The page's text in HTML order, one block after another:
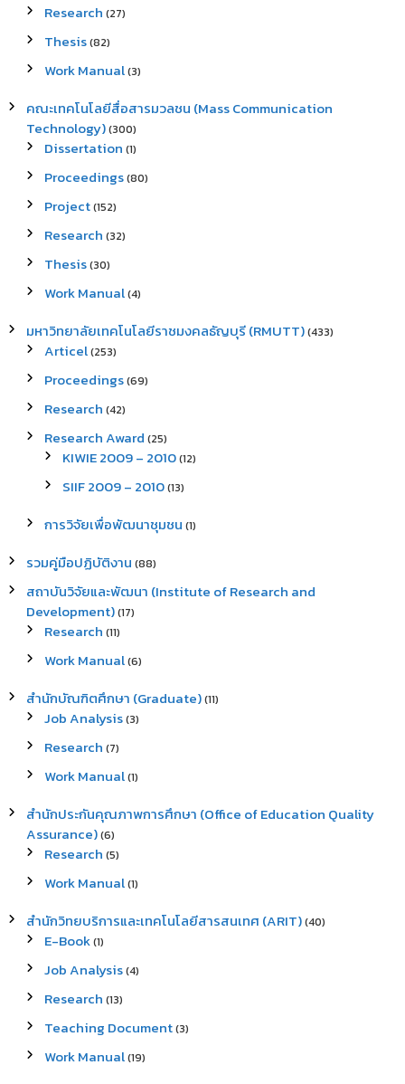
Research (27)
Thesis(82)
Work Manual(3)
คณะเทคโนโลยีสื่อสารมวลชน (Mass Communication
Technology)(300)
Dissertation (1)
Proceedings(80)
Project(152)
Research (32)
Thesis(30)
Work Manual(4)
มหาวิทยาลัยเทคโนโลยีราชมงคลธัญบุรี (RMUTT)(433)
Articel(253)
Proceedings(69)
Research (42)
Research Award (25)
KIWIE 2009 – 2010(12)
SIIF 2009 – 2010(13)
การวิจัยเพื่อพัฒนาชุมชน (1)
รวมคู่มือปฏิบัติงาน (88)
สถาบันวิจัยและพัฒนา (Institute of Research and
Development)(17)
Research (11)
Work Manual(6)
สำนักบัณฑิตศึกษา (Graduate)(11)
Job Analysis(3)
Research (7)
Work Manual(1)
สำนักประกันคุณภาพการศึกษา (Office of Education Quality
Assurance)(6)
Research (5)
Work Manual(1)
สำนักวิทยบริการและเทคโนโลยีสารสนเทศ (ARIT)(40)
E-Book(1)
Job Analysis(4)
Research (13)
Teaching Document(3)
Work Manual(19)